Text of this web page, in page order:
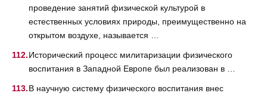
проведение занятий физической культурой в
естественных условиях природы, преимущественно на
открытом воздухе, называется …
Исторический процесс милитаризации физического
воспитания в Западной Европе был реализован в …
В научную систему физического воспитания внес